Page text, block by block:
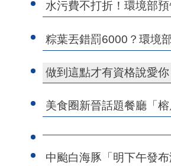
水污費不打折！環境部
粽葉丟錯罰6000？環境
做到這點才有資格說愛你
美食圈新晉話題餐廳「
中颱白海豚「明下午發